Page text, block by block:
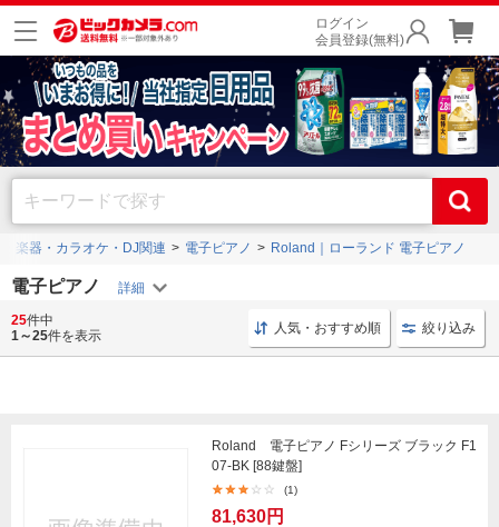
ログイン
会員登録(無料)
楽器・カラオケ・DJ関連 電子ピアノ Roland｜ローランド 電子ピアノ
電子ピアノ
電子ピアノ 88鍵盤 キーボード 演奏 ハンマー 木材
25件中
1～25件を表示 人気・おすすめ順 絞り込み
Roland 電子ピアノ Fシリーズ ブラック F1
07-BK [88鍵盤]
(1)
81,630円